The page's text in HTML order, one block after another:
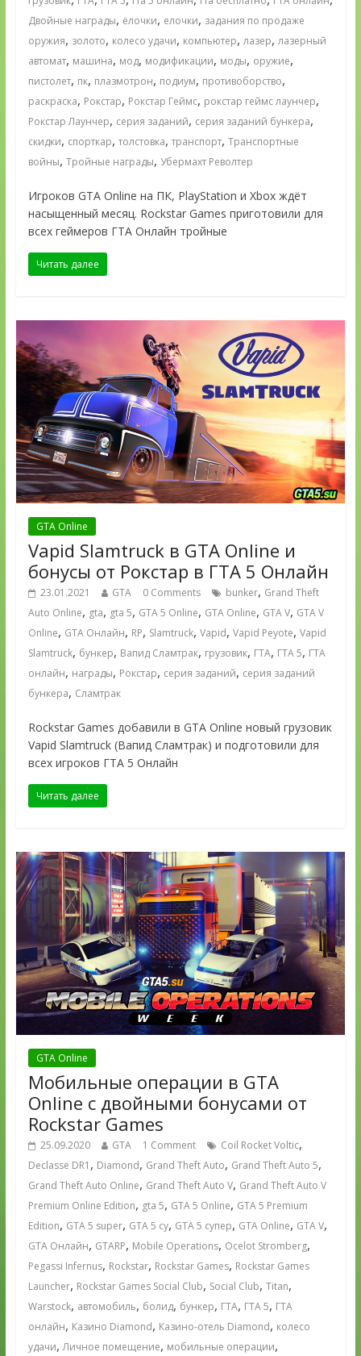
Двойные награды, ёлочки, елочки, задания по продаже
оружия, золото, колесо удачи, компьютер, лазер, лазерный
автомат, машина, мод, модификации, моды, оружие,
пистолет, пк, плазмотрон, подиум, противоборство,
раскраска, Рокстар, Рокстар Геймс, рокстар геймс лаунчер,
Рокстар Лаунчер, серия заданий, серия заданий бункера,
скидки, спорткар, толстовка, транспорт, Транспортные
войны, Тройные награды, Убермахт Револтер
Игроков GTA Online на ПК, PlayStation и Xbox ждёт
насыщенный месяц. Rockstar Games приготовили для
всех геймеров ГТА Онлайн тройные
Читать далее
GTA Online
Vapid Slamtruck в GTA Online и
бонусы от Рокстар в ГТА 5 Онлайн
23.01.2021 GTA 0 Comments bunker, Grand Theft
Auto Online, gta, gta 5, GTA 5 Online, GTA Online, GTA V, GTA V
Online, GTA Онлайн, RP, Slamtruck, Vapid, Vapid Peyote, Vapid
Slamtruck, бункер, Вапид Сламтрак, грузовик, ГТА, ГТА 5, ГТА
онлайн, награды, Рокстар, серия заданий, серия заданий
бункера, Сламтрак
Rockstar Games добавили в GTA Online новый грузовик
Vapid Slamtruck (Вапид Сламтрак) и подготовили для
всех игроков ГТА 5 Онлайн
Читать далее
GTA Online
Мобильные операции в GTA
Online с двойными бонусами от
Rockstar Games
25.09.2020 GTA 1 Comment Coil Rocket Voltic,
Declasse DR1 , Diamond, Grand Theft Auto, Grand Theft Auto 5,
Grand Theft Auto Online, Grand Theft Auto V, Grand Theft Auto V
Premium Online Edition, gta 5, GTA 5 Online, GTA 5 Premium
Edition, GTA 5 super, GTA 5 су, GTA 5 супер, GTA Online, GTA V,
GTA Онлайн, GTARP, Mobile Operations, Ocelot Stromberg,
Pegassi Infernus, Rockstar, Rockstar Games, Rockstar Games
Launcher, Rockstar Games Social Club, Social Club, Titan,
Warstock, автомобиль, болид, бункер, ГТА, ГТА 5, ГТА
онлайн, Казино Diamond, Казино-отель Diamond, колесо
удачи,Личное помещение, мобильные операции,